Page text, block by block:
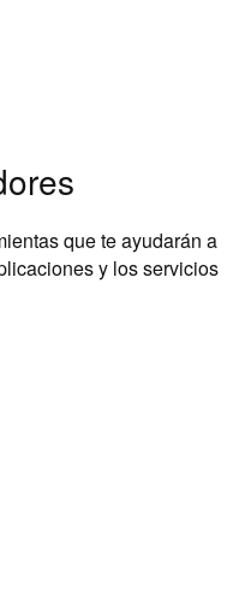
que te ayudarán a
y los servicios